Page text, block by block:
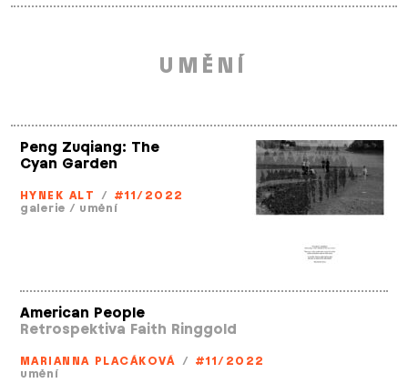
UMĚNÍ
Peng Zuqiang: The
Cyan Garden
HYNEK ALT / #11/2022
galerie / umění
American People
Retrospektiva Faith Ringgold
MARIANNA PLACÁKOVÁ / #11/2022
umění